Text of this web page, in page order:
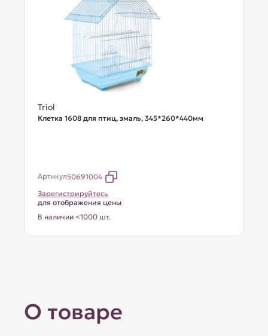
Triol
Клетка 1608 для птиц, эмаль, 345*260*440мм
Артикул50691004
Зарегистрируйтесь
для отображения цены
В наличии <1000 шт.
О товаре